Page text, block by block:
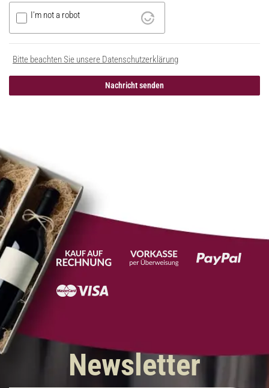
I'm not a robot
Bitte beachten Sie unsere Datenschutzerklärung
Nachricht senden
Newsletter